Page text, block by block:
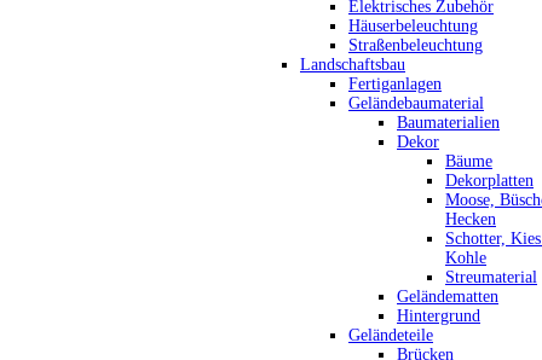
Elektrisches Zubehör
Häuserbeleuchtung
Straßenbeleuchtung
Landschaftsbau
Fertiganlagen
Geländebaumaterial
Baumaterialien
Dekor
Bäume
Dekorplatten
Moose,
Hecken
Schotter,
Kohle
Streumaterial
Geländematten
Hintergrund
Geländeteile
Brücken